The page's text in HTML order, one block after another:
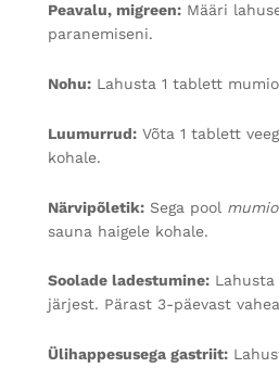
Peavalu, migreen: Määri
paranemiseni.
Nohu: Lahusta 1 tablett
Luumurrud: Võta 1 tablett
kohale.
Närvipõletik: Sega pool mumio
sauna haigele kohale.
Soolade ladestumine: Lahusta
järjest. Pärast 3-päevast
Ülihappesusega gastriit: